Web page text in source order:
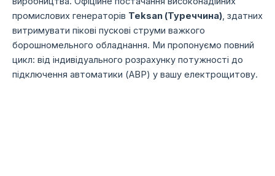
промислових генераторів Teksan (Туреччина), здатних
витримувати пікові пускові струми важкого
борошномельного обладнання. Ми пропонуємо повний
цикл: від індивідуального розрахунку потужності до
підключення автоматики (АВР) у вашу електрощитову.